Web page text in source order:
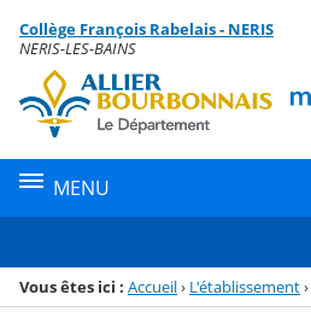
Menu de la rubrique
Contenu
Collège François Rabelais - NERIS
NERIS-LES-BAINS
MENU
Vous êtes ici : Accueil› L'établissement›